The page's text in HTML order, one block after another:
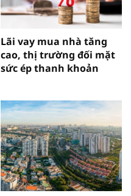
Lãi vay mua nhà tăng
cao, thị trường đối mặt
sức ép thanh khoản